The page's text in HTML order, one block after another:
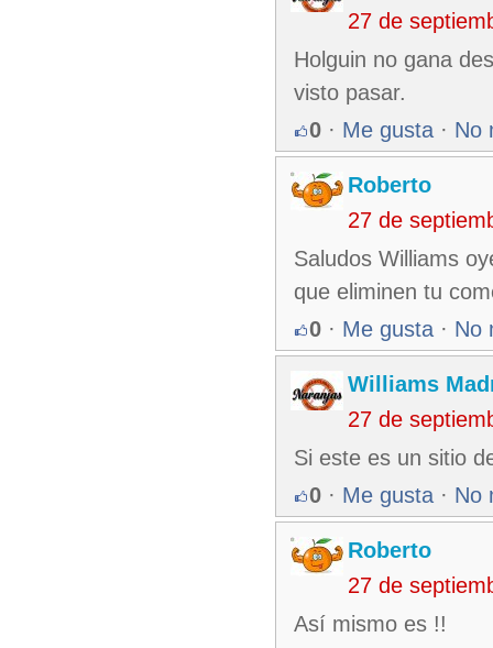
27 de
Holguin no gana
visto pasar.
0 · Me gusta · No
Roberto
27 de
Saludos Williams
que eliminen tu
0 · Me gusta · No
Williams
27 de
Si este es un sitio
0 · Me gusta · No
Roberto
27 de
Así mismo es !!